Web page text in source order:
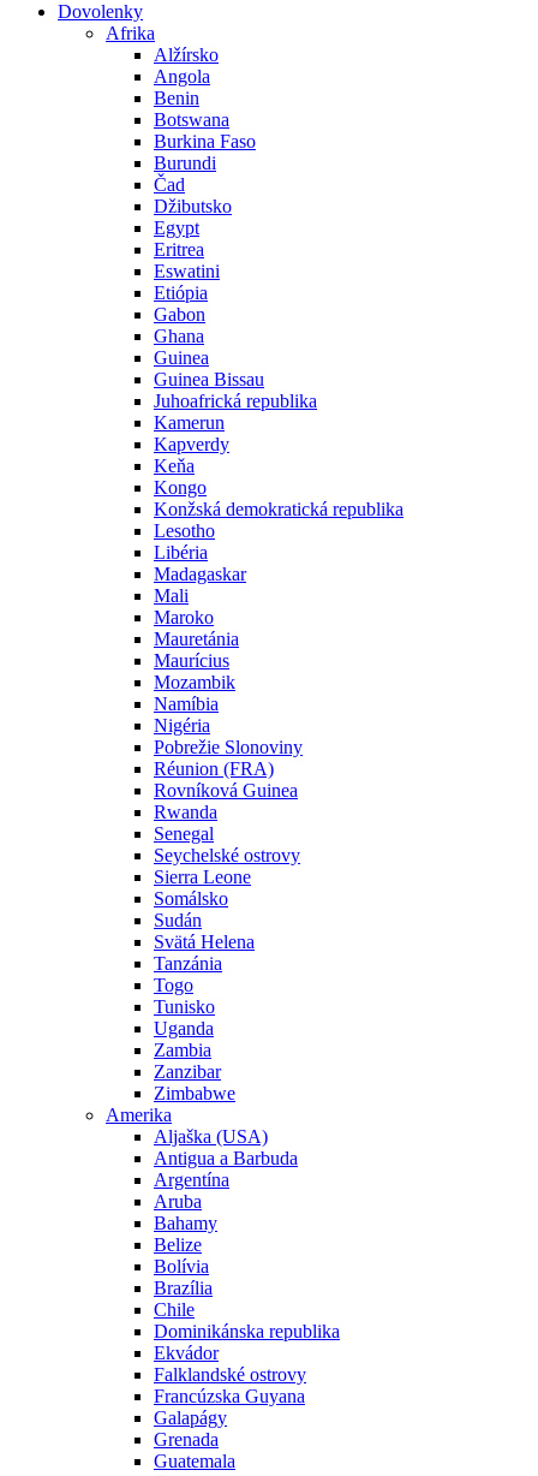
Dovolenky
Afrika
Alžírsko
Angola
Benin
Botswana
Burkina Faso
Burundi
Čad
Džibutsko
Egypt
Eritrea
Eswatini
Etiópia
Gabon
Ghana
Guinea
Guinea Bissau
Juhoafrická republika
Kamerun
Kapverdy
Keňa
Kongo
Konžská demokratická republika
Lesotho
Libéria
Madagaskar
Mali
Maroko
Mauretánia
Maurícius
Mozambik
Namíbia
Nigéria
Pobrežie Slonoviny
Réunion (FRA)
Rovníková Guinea
Rwanda
Senegal
Seychelské ostrovy
Sierra Leone
Somálsko
Sudán
Svätá Helena
Tanzánia
Togo
Tunisko
Uganda
Zambia
Zanzibar
Zimbabwe
Amerika
Aljaška (USA)
Antigua a Barbuda
Argentína
Aruba
Bahamy
Belize
Bolívia
Brazília
Chile
Dominikánska republika
Ekvádor
Falklandské ostrovy
Francúzska Guyana
Galapágy
Grenada
Guatemala